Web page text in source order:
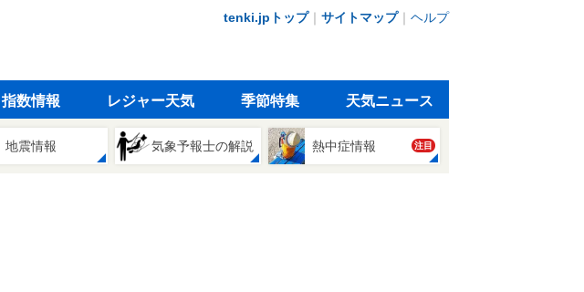
tenki.jpトップ｜ サイトマップ｜ ヘルプ
指数情報 レジャー天気 季節特集 天気ニュース
地震情報 気象予報士の解説 熱中症情報 注目